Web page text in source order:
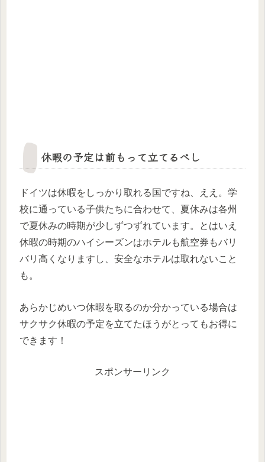
休暇の予定は前もって立てるべし
ドイツは休暇をしっかり取れる国ですね、ええ。学
校に通っている子供たちに合わせて、夏休みは各州
で夏休みの時期が少しずつずれています。とはいえ
休暇の時期のハイシーズンはホテルも航空券もバリ
バリ高くなりますし、安全なホテルは取れないこと
も。
あらかじめいつ休暇を取るのか分かっている場合は
サクサク休暇の予定を立てたほうがとってもお得に
できます！
スポンサーリンク